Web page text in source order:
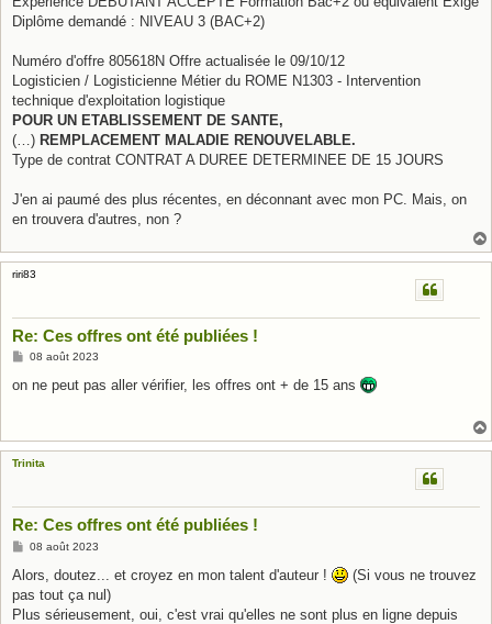
Diplôme demandé : NIVEAU 3 (BAC+2)
Numéro d'offre 805618N Offre actualisée le 09/10/12
Logisticien / Logisticienne Métier du ROME N1303 - Intervention
technique d'exploitation logistique
POUR UN ETABLISSEMENT DE SANTE,
(…) REMPLACEMENT MALADIE RENOUVELABLE.
Type de contrat CONTRAT A DUREE DETERMINEE DE 15 JOURS
J'en ai paumé des plus récentes, en déconnant avec mon PC. Mais, on
en trouvera d'autres, non ?
riri83
Re: Ces offres ont été publiées !
M
s
08 août 2023
on ne peut pas aller vérifier, les offres ont + de 15 ans
Trinita
Re: Ces offres ont été publiées !
M
s
a
g
08 août 2023
Alors, doutez... et croyez en mon talent d'auteur !
(Si vous ne trouvez
pas tout ça nul)
Plus sérieusement, oui, c'est vrai qu'elles ne sont plus en ligne depuis